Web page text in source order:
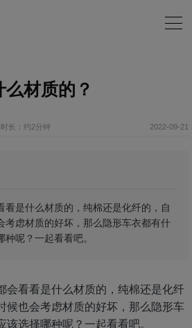
材质的？
时长：约2分钟 2022-09-21
看是什么材质的，纯棉还是化纤的，自
考虑材质的好坏，那么隐形车衣都有什
呢？一起看看吧。
会看看是什么材质的，纯棉还是化纤
候也会考虑材质的好坏，那么隐形车
选择哪种呢？一起看看吧。